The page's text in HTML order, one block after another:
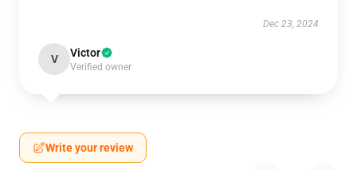
Dec 23, 2024
V Victor
Verified owner
Write your review